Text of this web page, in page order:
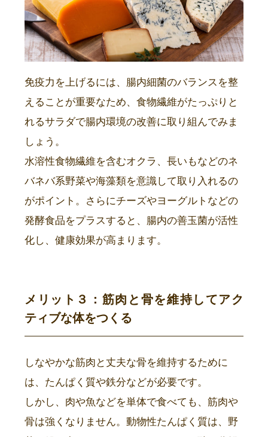
免疫力を上げるには、腸内細菌のバランスを整
えることが重要なため、食物繊維がたっぷりと
れるサラダで腸内環境の改善に取り組んでみま
しょう。
水溶性食物繊維を含むオクラ、長いもなどのネ
バネバ系野菜や海藻類を意識して取り入れるの
がポイント。さらにチーズやヨーグルトなどの
発酵食品をプラスすると、腸内の善玉菌が活性
化し、健康効果が高まります。
メリット３：筋肉と骨を維持してアク
ティブな体をつくる
しなやかな筋肉と丈夫な骨を維持するために
は、たんぱく質や鉄分などが必要です。
しかし、肉や魚などを単体で食べても、筋肉や
骨は強くなりません。動物性たんぱく質は、野